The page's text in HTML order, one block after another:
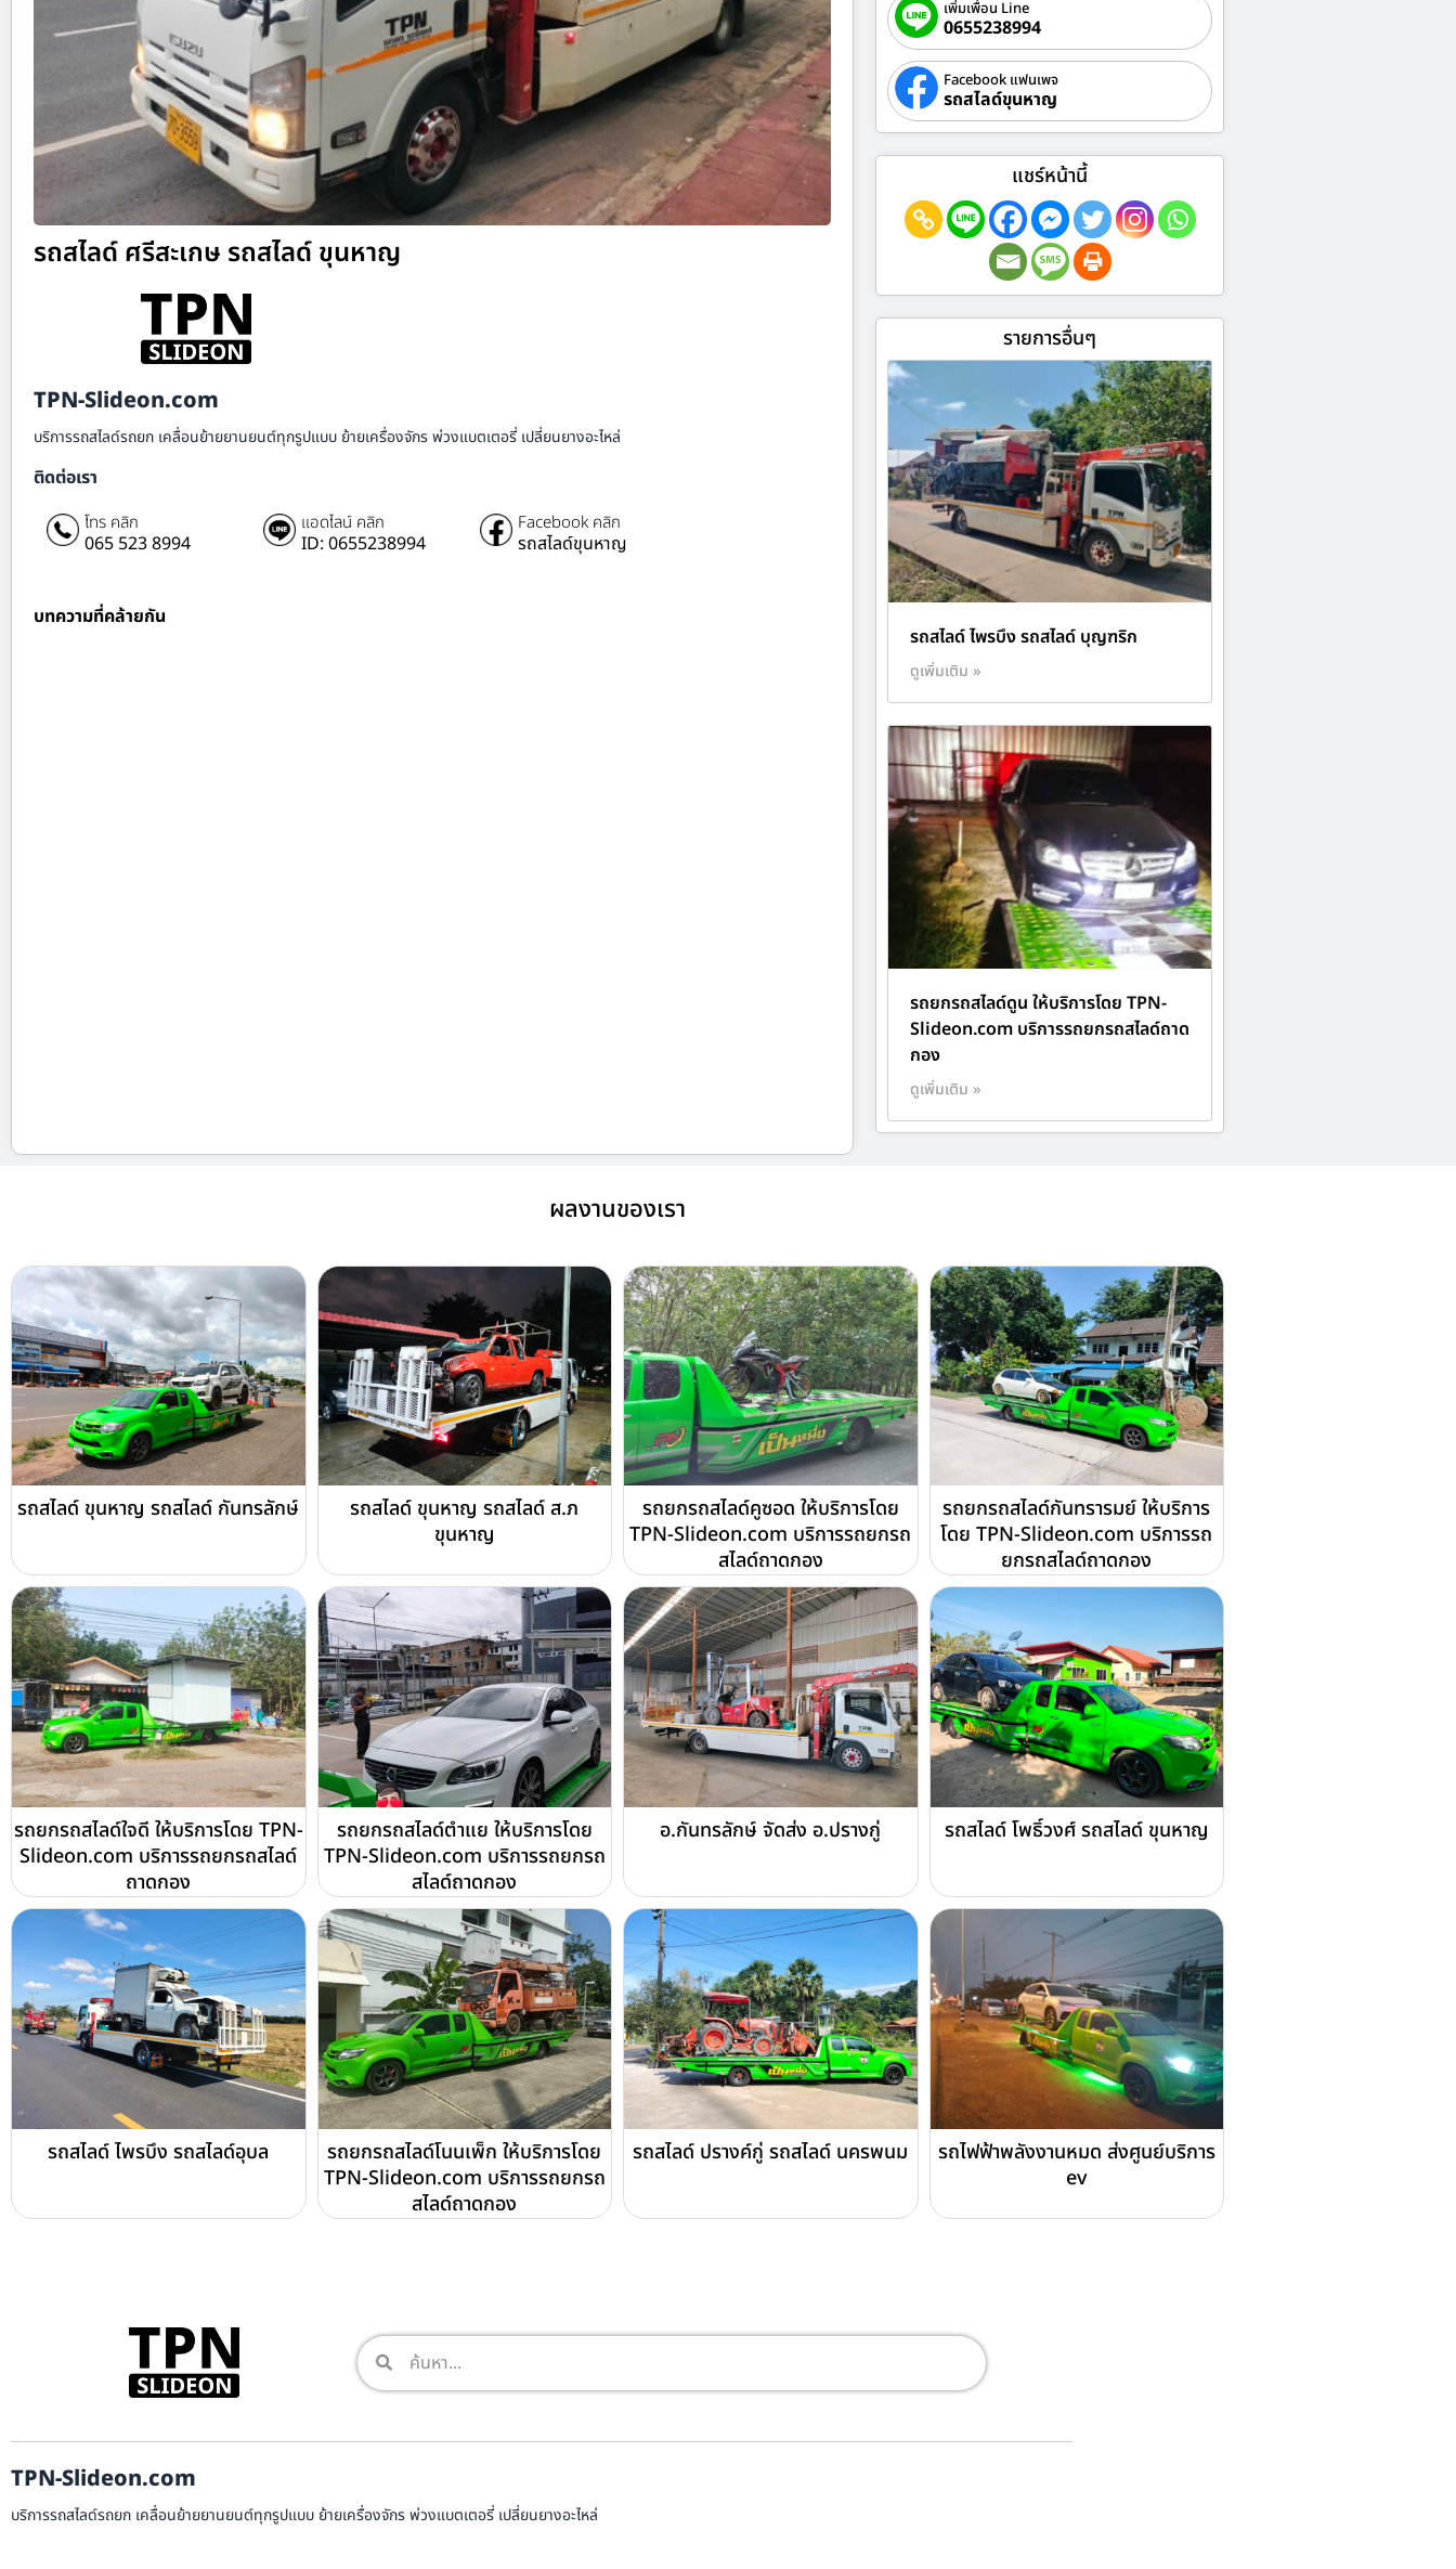
รถสไลด์ ศรีสะเกษ รถสไลด์ ขุนหาญ
TPN-Slideon.com
บริการรถสไลด์รถยก เคลื่อนย้ายยานยนต์ทุกรูปแบบ ย้ายเครื่องจักร พ่วงแบตเตอรี่ เปลี่ยนยางอะไหล่
ติดต่อเรา
โทร คลิก
065 523 8994
แอดไลน์ คลิก
ID: 0655238994
Facebook คลิก
รถสไลด์ขุนหาญ
บทความที่คล้ายกัน
เพิ่มเพื่อน Line
0655238994
Facebook แฟนเพจ
รถสไลด์ขุนหาญ
แชร์หน้านี้
รายการอื่นๆ
รถสไลด์ ไพรบึง รถสไลด์ บุญฑริก
ดูเพิ่มเติม »
รถยกรถสไลด์ดูน ให้บริการโดย TPN-
Slideon.com บริการรถยกรถสไลด์ถาด
กอง
ดูเพิ่มเติม »
ผลงานของเรา
รถสไลด์ ขุนหาญ รถสไลด์ กันทรลักษ์
รถสไลด์ ขุนหาญ รถสไลด์ ส.ภ
ขุนหาญ
รถยกรถสไลด์คูซอด ให้บริการโดย
TPN-Slideon.com บริการรถยกรถ
สไลด์ถาดกอง
รถยกรถสไลด์กันทรารมย์ ให้บริการ
โดย TPN-Slideon.com บริการรถ
ยกรถสไลด์ถาดกอง
รถยกรถสไลด์ใจดี ให้บริการโดย TPN-
Slideon.com บริการรถยกรถสไลด์
ถาดกอง
รถยกรถสไลด์ตำแย ให้บริการโดย
TPN-Slideon.com บริการรถยกรถ
สไลด์ถาดกอง
อ.กันทรลักษ์ จัดส่ง อ.ปรางกู่ รถสไลด์ โพธิ์วงศ์ รถสไลด์ ขุนหาญ
รถสไลด์ ไพรบึง รถสไลด์อุบล
รถยกรถสไลด์โนนเพ็ก ให้บริการโดย
TPN-Slideon.com บริการรถยกรถ
สไลด์ถาดกอง
รถสไลด์ ปรางค์กู่ รถสไลด์ นครพนม
รถไฟฟ้าพลังงานหมด ส่งศูนย์บริการ
ev
TPN-Slideon.com
บริการรถสไลด์รถยก เคลื่อนย้ายยานยนต์ทุกรูปแบบ ย้ายเครื่องจักร พ่วงแบตเตอรี่ เปลี่ยนยางอะไหล่